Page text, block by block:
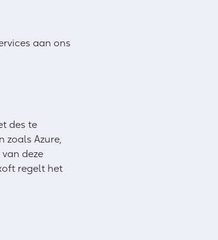
aan ons
des te
Azure,
deze
regelt het